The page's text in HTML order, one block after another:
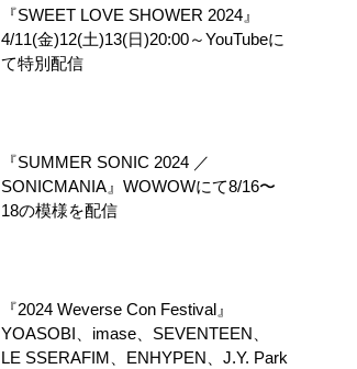
『SWEET LOVE SHOWER 2024』
4/11(金)12(土)13(日)20:00～YouTubeに
て特別配信
『SUMMER SONIC 2024 ／
SONICMANIA』WOWOWにて8/16〜
18の模様を配信
『2024 Weverse Con Festival』
YOASOBI、imase、SEVENTEEN、
LE SSERAFIM、ENHYPEN、J.Y. Park